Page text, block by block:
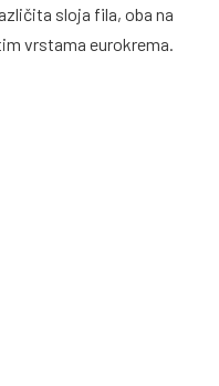
sloja fila, oba na
vrstama eurokrema.